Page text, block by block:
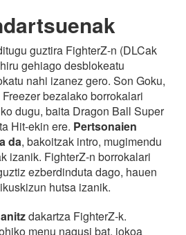
guztira FighterZ-n (DLCak
gehiago desblokeatu
nahi izanez gero. Son Goku,
bezalako borrokalari
dugu, baita Dragon Ball Super
Hit-ekin ere. Pertsonaien
da, bakoitzak intro, mugimendu
izanik. FighterZ-n borrokalari
ezberdinduta dago, hauen
hutsa izanik.
dakartza FighterZ-k.
menu nagusi bat, jokoa